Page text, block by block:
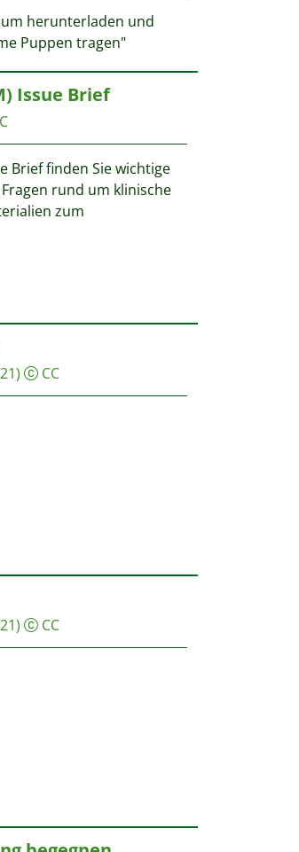
herunterladen und
Puppen tragen"
Issue Brief
Brief finden Sie wichtige
rund um klinische
zum
CC
CC